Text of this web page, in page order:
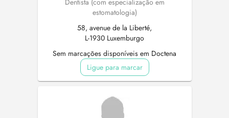
Dentista (com especialização em
estomatologia)
58, avenue de la Liberté,
L-1930 Luxemburgo
Sem marcações disponíveis em Doctena
Ligue para marcar